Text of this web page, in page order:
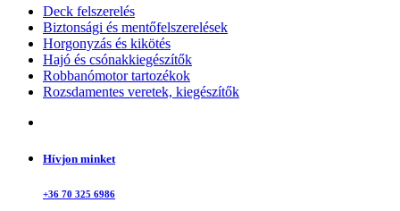
Deck felszerelés
Biztonsági és mentőfelszerelések
Horgonyzás és kikötés
Hajó és csónakkiegészítők
Robbanómotor tartozékok
Rozsdamentes veretek, kiegészítők
Hívjon minket
+36 70 325 6986